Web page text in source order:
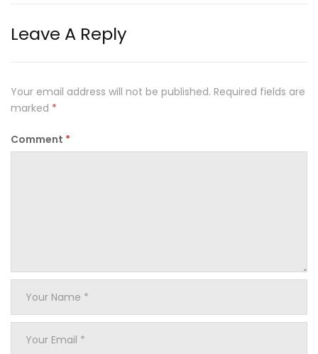
Leave A Reply
Your email address will not be published. Required fields are
marked *
Comment *
Name
*
Email